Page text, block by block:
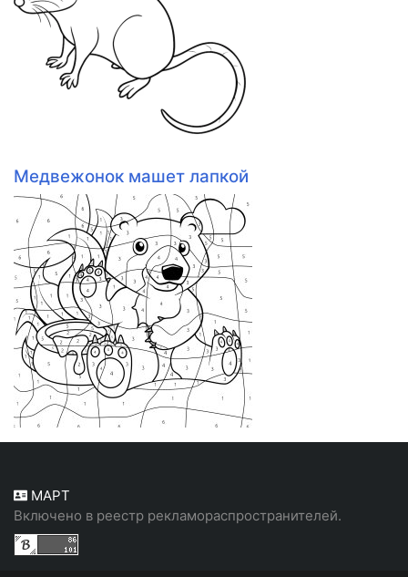
Медвежонок машет лапкой
МАРТ
Включено в реестр рекламораспространителей.